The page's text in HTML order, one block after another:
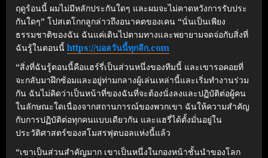
ฤดูร้อนนี้ ผมไม่มีหลักประกันใดๆ และผมจะไม่คาดหวังการรับประ
กันใดๆ” โปสเตโกกลูกล่าวถึงอนาคตของเคน “นั่นเป็นเพียง
ธรรมชาติของฉัน ฉันแค่เดินไปตามทางและพยายามจดจ่อกับสิ่งที่
ฉันรู้ในตอนนี้https://บอลวันนี้ทุกลีก.com
“สิ่งที่ฉันรู้ตอนนี้คือแฮร์รี่เป็นส่วนหนึ่งของทีมนี้ และเขารอคอยที่
จะกลับมาฝึกซ้อมและอยู่ท่ามกลางผู้เล่นเหล่านี้และเริ่มทำงานร่วม
กัน ฉันไม่คิดว่าเป็นหน้าที่ของฉันที่จะต้องนั่งลงและปฏิบัติต่อผู้คน
ในลักษณะใดเนื่องจากสถานการณ์ของพวกเขา ฉันให้ความสำคัญ
กับการปฏิบัติต่อทุกคนแบบเดียวกัน และแฮรี่ได้ตั้งมั่นอยู่ใน
ประวัติศาสตร์ของสโมสรฟุตบอลแห่งนี้แล้ว
“เขาเป็นส่วนสำคัญมาก เขาเป็นหนึ่งในกองหน้าชั้นนำของโลก